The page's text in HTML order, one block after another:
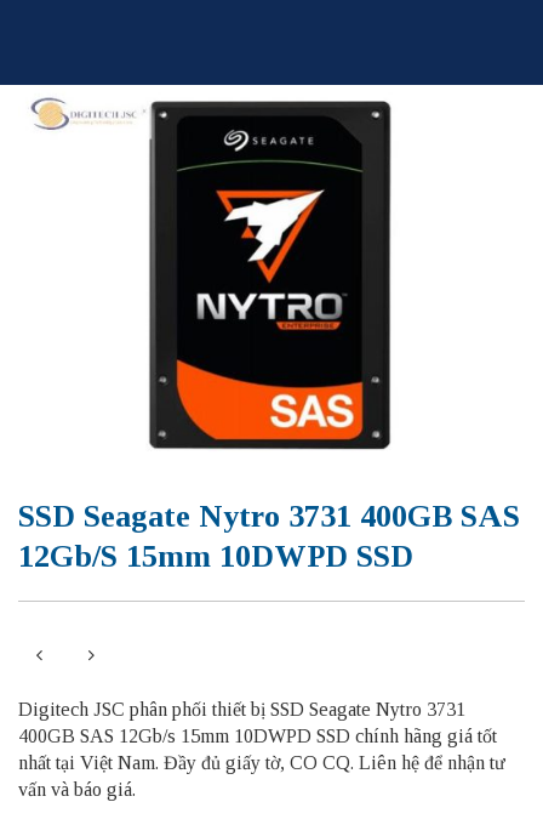
SSD Seagate Nytro 3731 400GB SAS
12Gb/s 15mm 10DWPD SSD
Digitech JSC phân phối thiết bị SSD Seagate Nytro 3731
400GB SAS 12Gb/s 15mm 10DWPD SSD chính hãng giá tốt
nhất tại Việt Nam. Đầy đủ giấy tờ, CO CQ. Liên hệ để nhận tư
vấn và báo giá.